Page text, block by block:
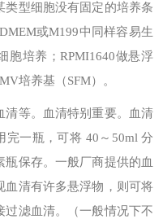
类型细胞没有固定的培养条
或M199中同样容易生
胞培养；RPMI1640做悬浮
培养基（SFM）。
等。
血清特别重要。血清
一瓶，可将 40～50ml 分
保存。一般厂商提供的血
血清有许多悬浮物，则可将
过滤血清。（一般情况下不